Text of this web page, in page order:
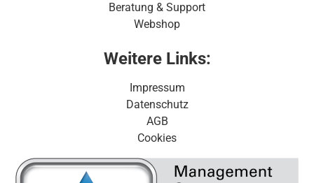
Beratung & Support
Webshop
Weitere Links:
Impressum
Datenschutz
AGB
Cookies